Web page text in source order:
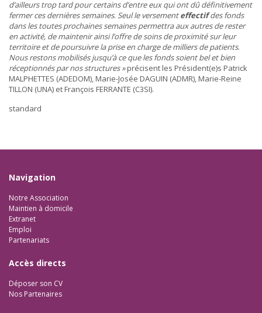
d’ailleurs trop tard pour certains d’entre eux qui ont dû définitivement
fermer ces dernières semaines. Seul le versementeffectifdes fonds
dans les toutes prochaines semaines permettra aux autres de rester
en activité, de maintenir ainsi l’offre de soins de proximité sur leur
territoire et de poursuivre la prise en charge de milliers de patients.
Nous restons mobilisés jusqu’à ce que les fonds soient bel et bien
réceptionnés par nos structures »précisent les Président(e)s Patrick
MALPHETTES (ADEDOM), Marie-Josée DAGUIN (ADMR), Marie-Reine
TILLON (UNA) et François FERRANTE (C3SI).
standard
Navigation
Notre Association
Maintien à domicile
Extranet
Emploi
Partenariats
Accès directs
Déposer son CV
Nos Partenaires